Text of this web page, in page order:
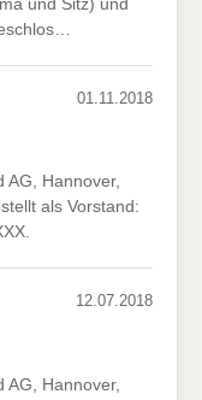
01.11.2018
AG, Hannover,
als Vorstand:
12.07.2018
AG, Hannover,